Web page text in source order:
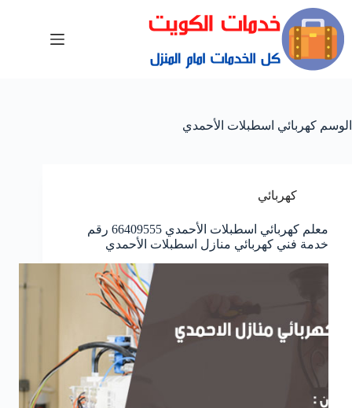
الوسم كهربائي اسطبلات الأحمدي
كهربائي
معلم كهربائي اسطبلات الأحمدي 66409555 رقم
خدمة فني كهربائي منازل اسطبلات الأحمدي